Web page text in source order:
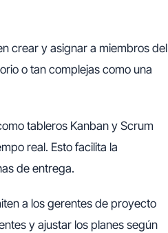
crear y asignar a miembros del
o tan complejas como una
tableros Kanban y Scrum
real. Esto facilita la
de entrega.
a los gerentes de proyecto
y ajustar los planes según